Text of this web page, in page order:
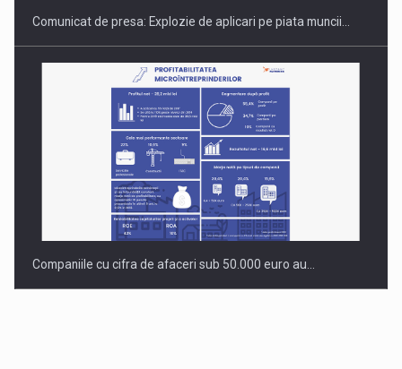
Comunicat de presa: Explozie de aplicari pe piata muncii…
Companiile cu cifra de afaceri sub 50.000 euro au…